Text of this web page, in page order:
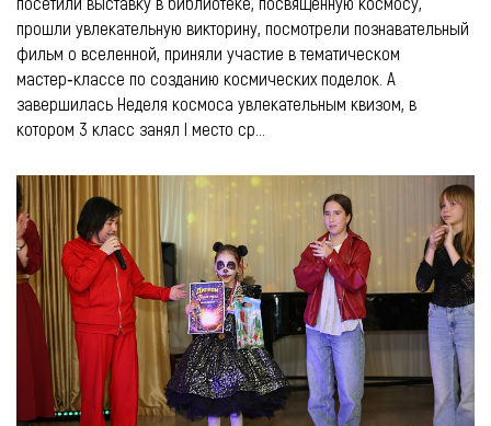
прошли увлекательную викторину, посмотрели познавательный
фильм о вселенной, приняли участие в тематическом
мастер‑классе по созданию космических поделок. А
завершилась Неделя космоса увлекательным квизом, в
котором 3 класс занял I место ср...